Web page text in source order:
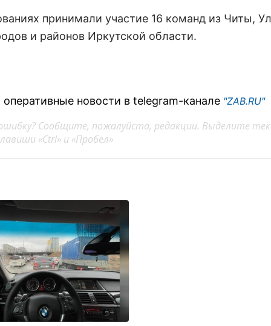
принимали участие 16 команд из Читы,
и районов Иркутской области.
новости в telegram-канале "ZAB.RU"
Сообщите, пожалуйста, редакции. Выделите
«Ctrl» и «Пробел»